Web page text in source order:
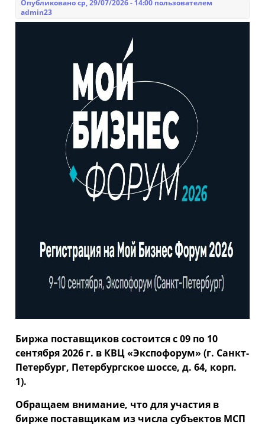
Опубликовано ср, 29/07/2026 - 14:00 пользователем
admin23
Биржа поставщиков состоится с 09 по 10
сентября 2026 г. в КВЦ «Экспофорум» (г. Санкт-
Петербург, Петербургское шоссе, д. 64, корп.
1).
Обращаем внимание, что для участия в
бирже поставщикам из числа субъектов МСП